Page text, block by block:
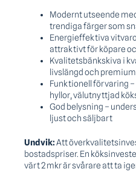
Modernt utseende
trendiga färger som
Energieffektiva
attraktivt för köpare
Kvalitetsbänkskiva i
livslängd och
Funktionell förvaring
hyllor, välutnyttjad
God belysning –
ljust och säljbart
Undvik:Att
bostadspriser. En
värt 2 mkr är svårare att ta